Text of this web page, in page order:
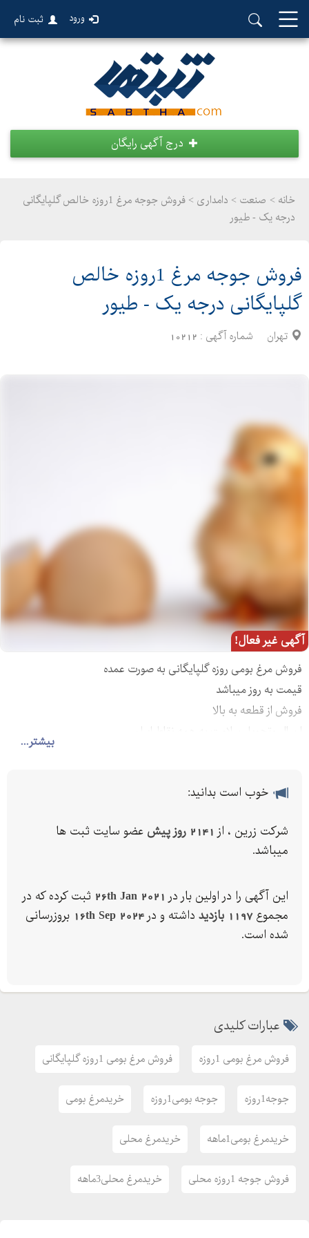
ورود ثبت نام
درج آگهی رایگان
خانه > صنعت >
دامداری > فروش جوجه مرغ 1روزه خالص گلپایگانی
درجه یک - طیور
فروش جوجه مرغ 1روزه خالص
گلپایگانی درجه یک - طیور
تهران شماره آگهی : 10212
آگهی غیر فعال!
بیشتر...
فروش مرغ بومی روزه گلپایگانی به صورت عمده
قیمت به روز میباشد
فروش از قطعه به بالا
خوب است بدانید:
شرکت زرین ، از 2141 روز پیش
عضو سایت ثبت ها
میباشد.
این آگهی را در اولین بار در 26th Jan 2021 ثبت کرده که در
مجموع1197 بازدید داشته و در 16th Sep 2024 بروزرسانی
شده است.
عبارات کلیدی
فروش مرغ بومی 1روزه فروش مرغ بومی 1روزه گلپایگانی
جوجه1روزه جوجه بومی1روزه خریدمرغ بومی
خریدمرغ بومی1ماهه خریدمرغ محلی
فروش جوجه 1روزه محلی خریدمرغ محلی3ماهه